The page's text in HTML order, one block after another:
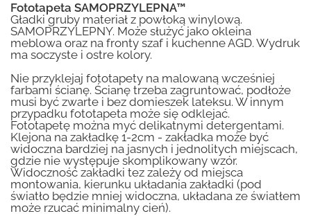
Fototapeta SAMOPRZYLEPNA™
Gładki gruby materiał z powłoką winylową.
SAMOPRZYLEPNY. Może służyć jako okleina
meblowa oraz na fronty szaf i kuchenne AGD. Wydruk
ma soczyste i ostre kolory.
Nie przyklejaj fototapety na malowaną wcześniej
farbami ścianę. Ścianę trzeba zagruntować, podłoże
musi być zwarte i bez domieszek lateksu. W innym
przypadku fototapeta może się odklejać.
Fototapetę można myć delikatnymi detergentami.
Klejona na zakładkę 1-2cm - zakładka może być
widoczna bardziej na jasnych i jednolitych miejscach,
gdzie nie występuje skomplikowany wzór.
Widoczność zakładki tez zależy od miejsca
montowania, kierunku układania zakładki (pod
światło będzie mniej widoczna, układana ze światłem
może rzucać minimalny cień).